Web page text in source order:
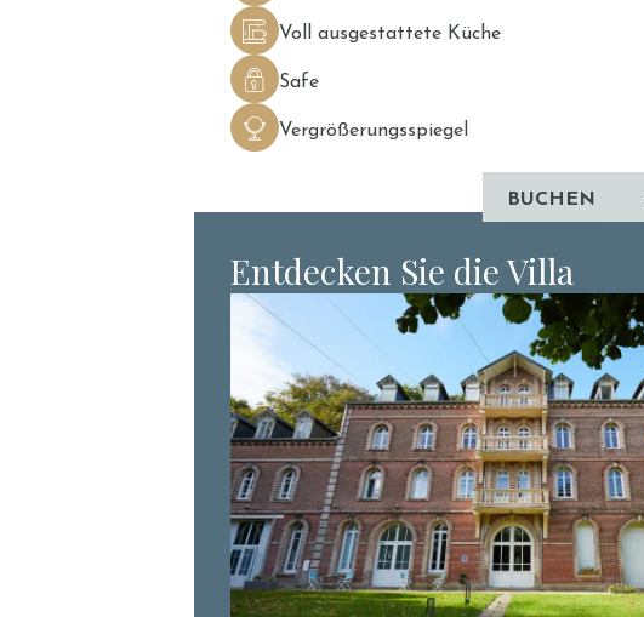
Voll ausgestattete Küche
Safe
Vergrößerungsspiegel
BUCHEN
Entdecken Sie die Villa